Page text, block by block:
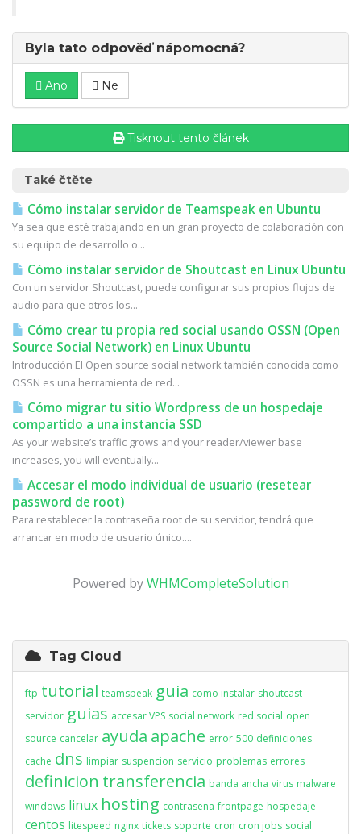
Byla tato odpověď nápomocná?
Ano Ne
Tisknout tento článek
Také čtěte
Cómo instalar servidor de Teamspeak en Ubuntu
Ya sea que esté trabajando en un gran proyecto de colaboración con
su equipo de desarrollo o...
Cómo instalar servidor de Shoutcast en Linux Ubuntu
Con un servidor Shoutcast, puede configurar sus propios flujos de
audio para que otros los...
Cómo crear tu propia red social usando OSSN (Open
Source Social Network) en Linux Ubuntu
Introducción El Open source social network también conocida como
OSSN es una herramienta de red...
Cómo migrar tu sitio Wordpress de un hospedaje
compartido a una instancia SSD
As your website’s traffic grows and your reader/viewer base
increases, you will eventually...
Accesar el modo individual de usuario (resetear
password de root)
Para restablecer la contraseña root de su servidor, tendrá que
arrancar en modo de usuario único....
Powered byWHMCompleteSolution
Tag Cloud
ftp tutorial teamspeak guia como instalar shoutcast
servidor guias accesar VPS social network red social open
source cancelar ayuda apache error 500 definiciones
cache dns limpiar suspencion servicio problemas errores
definicion transferencia banda ancha virus malware
windows linux hosting contraseña frontpage hospedaje
centos litespeed nginx tickets soporte cron cron jobs social